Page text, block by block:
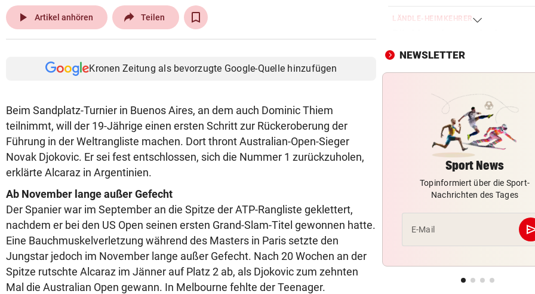
play_arrow Artikel anhören Teilen
Kronen Zeitung als bevorzugte Google-Quelle hinzufügen
Beim Sandplatz-Turnier in Buenos Aires, an dem auch Dominic Thiem
teilnimmt, will der 19-Jährige einen ersten Schritt zur Rückeroberung der
Führung in der Weltrangliste machen. Dort thront Australian-Open-Sieger
Novak Djokovic. Er sei fest entschlossen, sich die Nummer 1 zurückzuholen,
erklärte Alcaraz in Argentinien.
Ab November lange außer Gefecht
Der Spanier war im September an die Spitze der ATP-Rangliste geklettert,
nachdem er bei den US Open seinen ersten Grand-Slam-Titel gewonnen hatte.
Eine Bauchmuskelverletzung während des Masters in Paris setzte den
Jungstar jedoch im November lange außer Gefecht. Nach 20 Wochen an der
Spitze rutschte Alcaraz im Jänner auf Platz 2 ab, als Djokovic zum zehnten
Mal die Australian Open gewann. In Melbourne fehlte der Teenager.
LÄNDLE-HEIMKEHRER
allerdings nur im See
WARUM WAR MANN DABEI?
an Kontrollen
DANIEL TSCHOFENIG
Früher Sommer-Start:
verletzungsfrei!“
SORGE IM WELTCUP-TROSS
„Das Skifahren am
bald aufhören!“
sonst sinkt Niveau!“
NEWSLETTER
Sport News
Topinformiert über die Sport-
Nachrichten des Tages
E-Mail